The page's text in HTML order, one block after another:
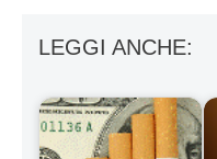
LEGGI ANCHE: